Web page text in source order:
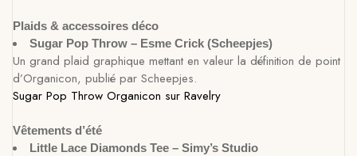
Plaids & accessoires déco
Sugar Pop Throw – Esme Crick (Scheepjes)
Un grand plaid graphique mettant en valeur la définition de point
d’Organicon, publié par Scheepjes.
Sugar Pop Throw Organicon sur Ravelry
Vêtements d’été
Little Lace Diamonds Tee – Simy’s Studio